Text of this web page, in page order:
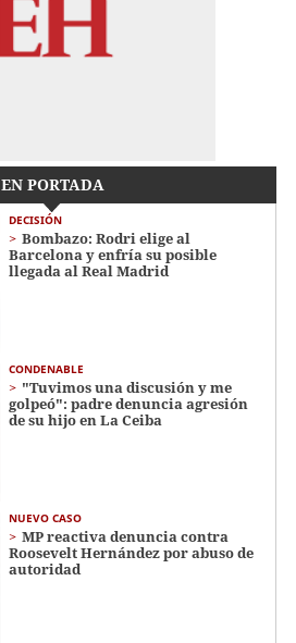
EN PORTADA
DECISIÓN
Bombazo: Rodri elige al
Barcelona y enfría su posible
llegada al Real Madrid
CONDENABLE
"Tuvimos una discusión y me
golpeó": padre denuncia agresión
de su hijo en La Ceiba
NUEVO CASO
MP reactiva denuncia contra
Roosevelt Hernández por abuso de
autoridad